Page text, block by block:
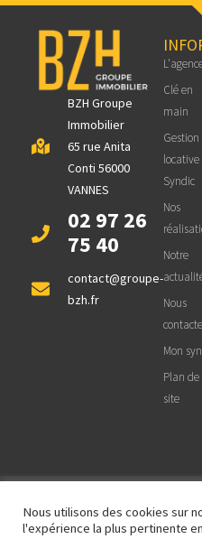
BZH Groupe
Immobilier
65 rue Anita
Conti 56000
VANNES
02 97 26
75 40
contact@groupe-
bzh.fr
Clé en
main
Gestion
Syndic
Nos
Notre
Nous
Mon
Plan de
site
© 2025 BZH Groupe Immobilier - Site
réalisé et maintenu par OCTOPROD |
Informatique et Web
Nous utilisons des cookies sur
l'expérience la plus pertinente